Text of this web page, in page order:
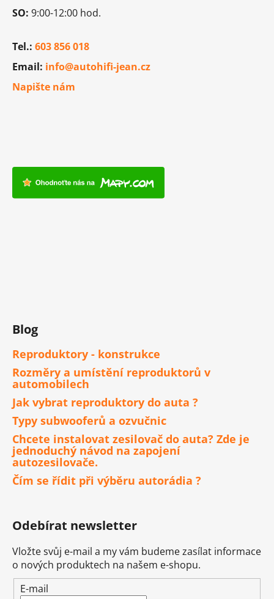
SO: 9:00-12:00 hod.
Tel.: 603 856 018
Email: info@autohifi-jean.cz
Napište nám
Blog
Reproduktory - konstrukce
Rozměry a umístění reproduktorů v
automobilech
Jak vybrat reproduktory do auta ?
Typy subwooferů a ozvučnic
Chcete instalovat zesilovač do auta? Zde je
jednoduchý návod na zapojení
autozesilovače.
Čím se řídit při výběru autorádia ?
Odebírat newsletter
Vložte svůj e-mail a my vám budeme zasílat informace
o nových produktech na našem e-shopu.
E-mail